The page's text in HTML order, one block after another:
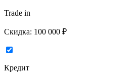
Trade in
Скидка: 100 000 ₽
Кредит